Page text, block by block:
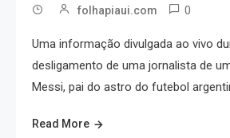
folhapiaui.com 0
Uma informação divulgada ao vivo
desligamento de uma jornalista de
Messi, pai do astro do futebol
Read More